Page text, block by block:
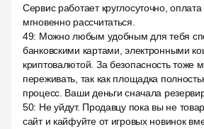
Сервис работает круглосуточно,
мгновенно рассчитаться.
49: Можно любым удобным для тебя
банковскими картами, электронными
криптовалютой. За безопасность тоже
переживать, так как площадка
процесс. Ваши деньги сначала
50: Не уйдут. Продавцу пока вы не
сайт и кайфуйте от игровых новинок